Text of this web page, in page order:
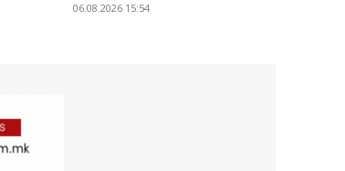
06.08.2026 15:54